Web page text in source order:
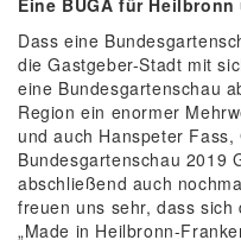
Dass eine
die Gastgeber-Stadt mit
eine Bundesgartenschau
Region ein enormer
und auch Hanspeter
Bundesgartenschau 2019
abschließend auch
freuen uns sehr, dass
„Made in Heilbronn-